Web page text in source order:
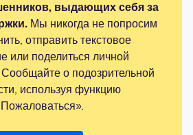
выдающих себя за
Мы никогда не попросим
отправить текстовое
или поделиться личной
о подозрительной
используя функцию